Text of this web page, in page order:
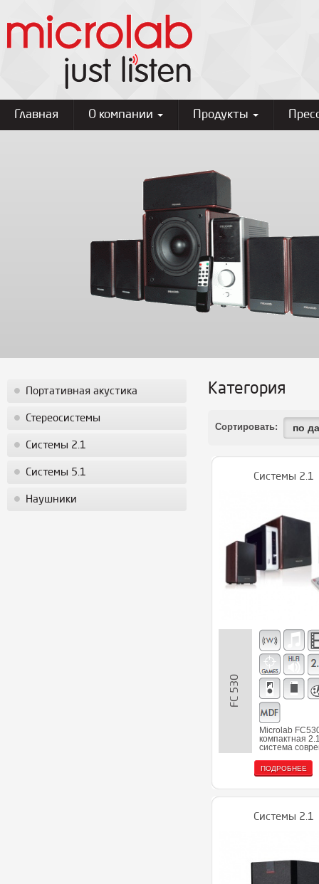
Главная О компании Продукты
Портативная акустика
Стереосистемы
Системы 2.1
Системы 5.1
Наушники
Категория
Сортировать: по
Системы 2.1
FC 530
Microlab
компактная
система
ПОДРОБНЕЕ
Системы 2.1